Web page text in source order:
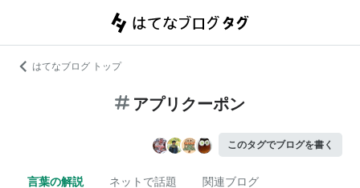
はてなブログ トップ
アプリクーポン
このタグでブログを書く
言葉の解説 ネットで話題 関連ブログ